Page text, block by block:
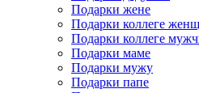
Подарки жене
Подарки коллеге
Подарки коллеге
Подарки маме
Подарки мужу
Подарки папе